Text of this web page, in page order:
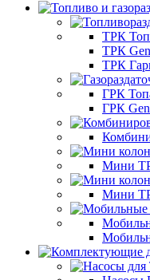
ТРК
ТРК
ТРК
ГРК
ГРК
Мини
Мини